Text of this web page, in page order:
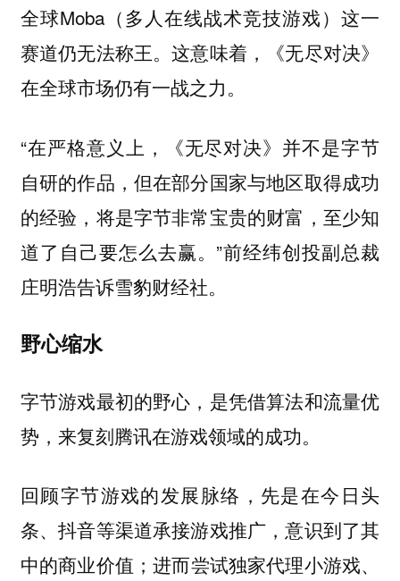
全球Moba（多人在线战术竞技游戏）这一
赛道仍无法称王。这意味着，《无尽对决》
在全球市场仍有一战之力。
“在严格意义上，《无尽对决》并不是字节
自研的作品，但在部分国家与地区取得成功
的经验，将是字节非常宝贵的财富，至少知
道了自己要怎么去赢。”前经纬创投副总裁
庄明浩告诉雪豹财经社。
野心缩水
字节游戏最初的野心，是凭借算法和流量优
势，来复刻腾讯在游戏领域的成功。
回顾字节游戏的发展脉络，先是在今日头
条、抖音等渠道承接游戏推广，意识到了其
中的商业价值；进而尝试独家代理小游戏、